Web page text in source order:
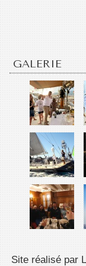
GALERIE
Site réalisé par